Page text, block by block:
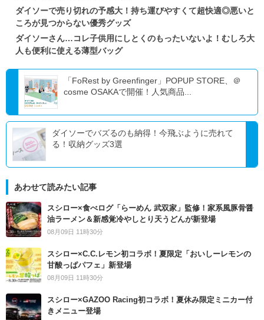
ダイソーで売り切れの予感大！持ち運びやすくて超快適◎悪いと
ころが見つからない優秀グッズ
ダイソーさん…コレ子供用にしとくのもったいないよ！むしろ大
人も便利に使える薄型バッグ
「FoRest by Greenfinger」POPUP STORE、＠
cosme OSAKAで開催！人気商品...
ダイソーでバズるのも納得！今飛ぶように売れて
る！収納グッズ3選
あわせて読みたい記事
スシロー×食べログ「らーめん 武双家」監修！家系風豚骨醤
油ラーメン＆新感覚冷やしとり天うどんが新登場
08月09日 11時30分
スシロー×C.C.レモン初コラボ！夏限定「おいしーレモンの
甘酸っぱパフェ」新登場
08月09日 11時30分
スシロー×GAZOO Racing初コラボ！夏休み限定ミニカー付
きメニュー登場